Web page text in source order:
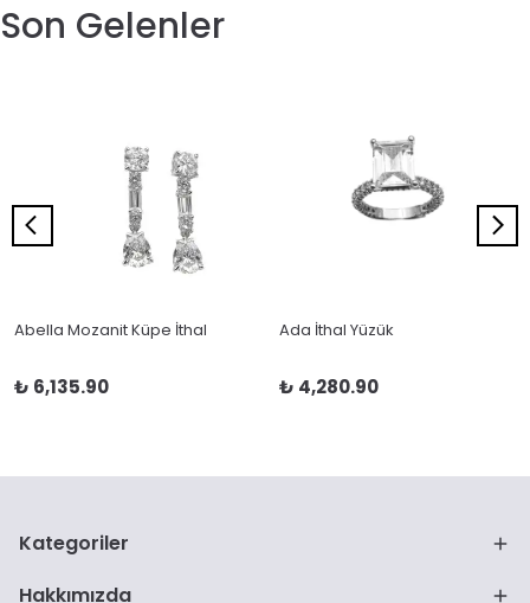
Son Gelenler
Abella Mozanit Küpe İthal
₺ 6,135.90
Ada İthal Yüzük
₺ 4,280.90
Kategoriler
Hakkımızda